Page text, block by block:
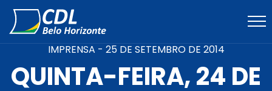
IMPRENSA - 25 DE SETEMBRO DE 2014
QUINTA-FEIRA, 24 DE